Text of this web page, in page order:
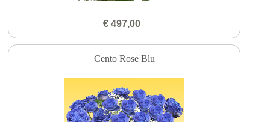
€ 497,00
Cento Rose Blu